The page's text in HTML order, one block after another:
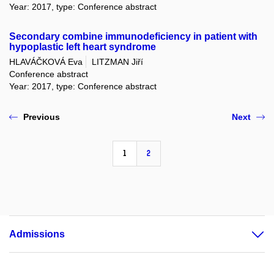
Year: 2017, type: Conference abstract
Secondary combine immunodeficiency in patient with
hypoplastic left heart syndrome
HLAVÁČKOVÁ Eva
LITZMAN Jiří
Conference abstract
Year: 2017, type: Conference abstract
Previous
1 2
Next
Admissions